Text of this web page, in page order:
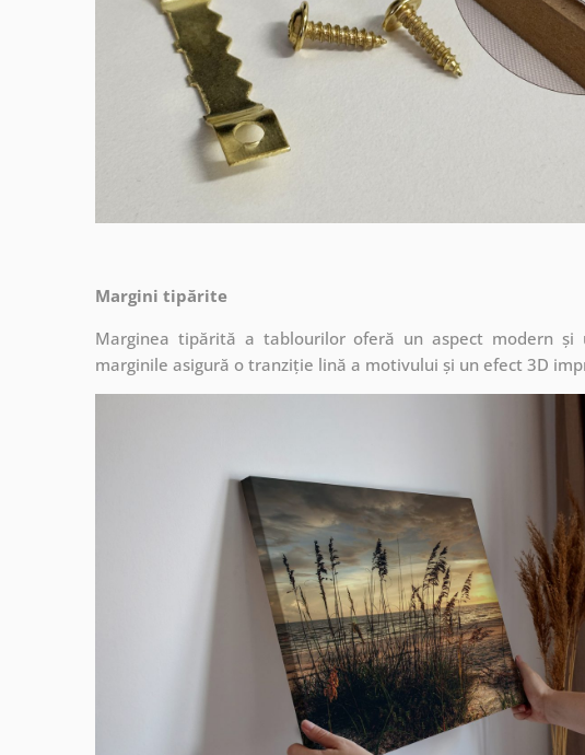
Margini tipărite
Marginea tipărită a tablourilor oferă un aspect modern și
marginile asigură o tranziție lină a motivului și un efect 3D